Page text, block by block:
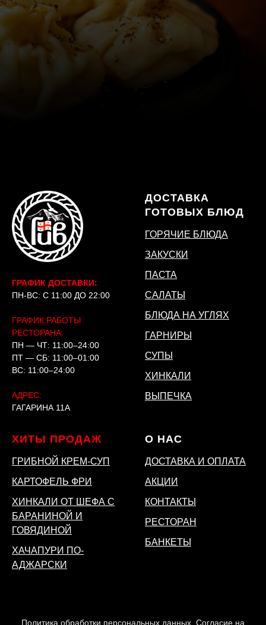
ГРАФИК ДОСТАВКИ:
ПН-ВС: С 11:00 ДО 22:00
ГРАФИК РАБОТЫ
РЕСТОРАНА:
ПН — ЧТ: 11:00–24:00
ПТ — СБ: 11:00–01:00
ВС: 11:00–24:00
АДРЕС:
ГАГАРИНА 11А
ДОСТАВКА
ГОТОВЫХ БЛЮД
ГОРЯЧИЕ БЛЮДА
ЗАКУСКИ
ПАСТА
САЛАТЫ
БЛЮДА НА УГЛЯХ
ГАРНИРЫ
СУПЫ
ХИНКАЛИ
ВЫПЕЧКА
ХИТЫ ПРОДАЖ
ГРИБНОЙ КРЕМ-СУП
КАРТОФЕЛЬ ФРИ
ХИНКАЛИ ОТ ШЕФА С
БАРАНИНОЙ И
ГОВЯДИНОЙ
ХАЧАПУРИ ПО-
АДЖАРСКИ
О НАС
ДОСТАВКА И ОПЛАТА
АКЦИИ
КОНТАКТЫ
РЕСТОРАН
БАНКЕТЫ
Политика обработки персональных данных Согласие на